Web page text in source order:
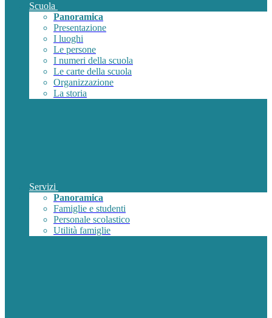
Scuola
Panoramica
Presentazione
I luoghi
Le persone
I numeri della scuola
Le carte della scuola
Organizzazione
La storia
Servizi
Panoramica
Famiglie e studenti
Personale scolastico
Utilità famiglie